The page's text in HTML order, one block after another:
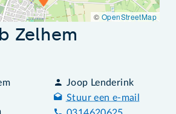
Zelhem
Joop Lenderink
Stuur een e-mail
©OpenStreetMap